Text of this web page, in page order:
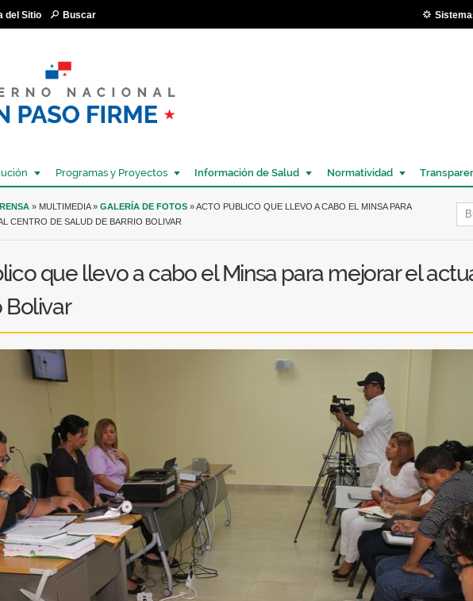
del Sitio Buscar
Programas y Proyectos Información de Salud Normatividad
AQUÍ
» MULTIMEDIA » GALERÍA DE FOTOS » ACTO PUBLICO QUE LLEVO A CABO EL MINSA PARA
CENTRO DE SALUD DE BARRIO BOLIVAR
que llevo a cabo el Minsa para mejorar el
Bolivar